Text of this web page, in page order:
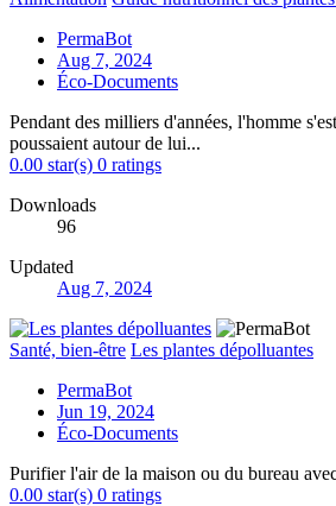
PermaBot
Aug 7, 2024
Éco-Documents
Pendant des milliers d'années, l'homme
poussaient autour de lui...
0.00 star(s) 0 ratings
Downloads
96
Updated
Aug 7, 2024
Santé, bien-être Les plantes dépolluantes
PermaBot
Jun 19, 2024
Éco-Documents
Purifier l'air de la maison ou du bureau
0.00 star(s) 0 ratings